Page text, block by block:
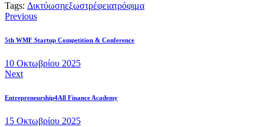
Tags: Δικτύωσηεξωστρέφειατρόφιμα
Previous
5th WMF Startup Competition & Conference
10 Οκτωβρίου 2025
Next
Entrepreneurship4All Finance Academy
15 Οκτωβρίου 2025